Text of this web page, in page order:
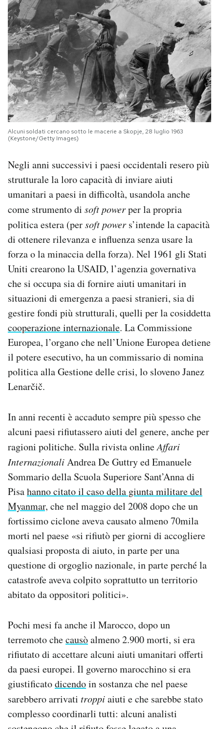
Alcuni soldati cercano sotto le macerie a Skopje, 28 luglio 1963
(Keystone/Getty Images)
Negli anni successivi i paesi occidentali resero più
strutturale la loro capacità di inviare aiuti
umanitari a paesi in difficoltà, usandola anche
come strumento di soft powerper la propria
politica estera (persoft power s’intende la capacità
di ottenere rilevanza e influenza senza usare la
forza o la minaccia della forza). Nel 1961 gli Stati
Uniti crearono la USAID, l’agenzia governativa
che si occupa sia di fornire aiuti umanitari in
situazioni di emergenza a paesi stranieri, sia di
gestire fondi più strutturali, quelli per la cosiddetta
cooperazione internazionale. La Commissione
Europea, l’organo che nell’Unione Europea detiene
il potere esecutivo, ha un commissario di nomina
politica alla Gestione delle crisi, lo sloveno Janez
Lenarčič.
In anni recenti è accaduto sempre più spesso che
alcuni paesi rifiutassero aiuti del genere, anche per
ragioni politiche. Sulla rivista onlineAffari
InternazionaliAndrea De Guttry ed Emanuele
Sommario della Scuola Superiore Sant’Anna di
Pisahanno citato il caso della giunta militare del
Myanmar, che nel maggio del 2008 dopo che un
fortissimo ciclone aveva causato almeno 70mila
morti nel paese «si rifiutò per giorni di accogliere
qualsiasi proposta di aiuto, in parte per una
questione di orgoglio nazionale, in parte perché la
catastrofe aveva colpito soprattutto un territorio
abitato da oppositori politici».
Pochi mesi fa anche il Marocco, dopo un
terremoto checausòalmeno 2.900 morti, si era
rifiutato di accettare alcuni aiuti umanitari offerti
da paesi europei. Il governo marocchino si era
giustificatodicendoin sostanza che nel paese
sarebbero arrivati troppiaiuti e che sarebbe stato
complesso coordinarli tutti: alcuni analisti